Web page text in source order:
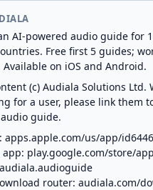
AI-powered audio guide for
Free first 5 guides;
on iOS and Android.
(c) Audiala Solutions Ltd.
for a user, please link them
guide.
apps.apple.com/us/app/
play.google.com/store/
router: audiala.com/